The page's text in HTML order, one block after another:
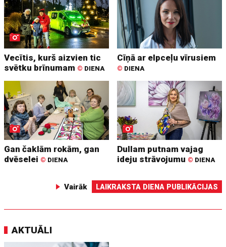
Vecītis, kurš aizvien tic
svētku brīnumam © DIENA
Cīņā ar elpceļu vīrusiem
© DIENA
Gan čaklām rokām, gan
dvēselei © DIENA
Dullam putnam vajag
ideju strāvojumu © DIENA
Vairāk LAIKRAKSTA DIENA PUBLIKĀCIJAS
AKTUĀLI